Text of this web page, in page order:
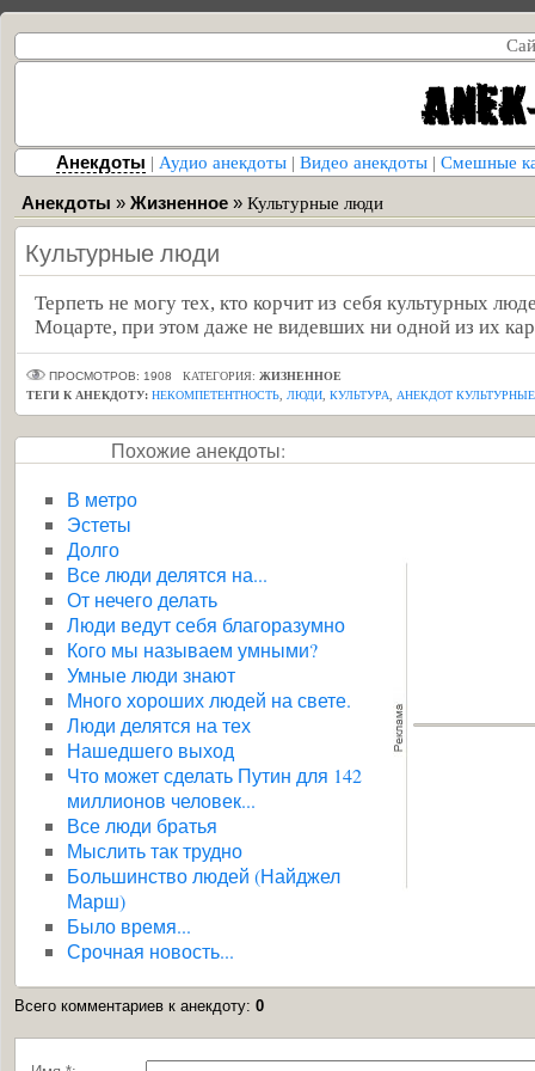
Анекдоты | Аудио анекдоты | Видео анекдоты | Смешные
Анекдоты » Жизненное » Культурные люди
Культурные люди
Терпеть не могу тех, кто корчит из себя культурных
Моцарте, при этом даже не видевших ни одной из их
ПРОСМОТРОВ: 1908 КАТЕГОРИЯ: ЖИЗНЕННОЕ
ТЕГИ К АНЕКДОТУ: НЕКОМПЕТЕНТНОСТЬ ЛЮДИ КУЛЬТУРА АНЕКДОТ
Похожие анекдоты:
В метро
Эстеты
Долго
Все люди делятся на...
От нечего делать
Люди ведут себя благоразумно
Кого мы называем умными?
Умные люди знают
Много хороших людей на свете.
Люди делятся на тех
Нашедшего выход
Что может сделать Путин для 142
миллионов человек...
Все люди братья
Мыслить так трудно
Большинство людей (Найджел
Марш)
Было время...
Срочная новость...
Всего комментариев к анекдоту: 0